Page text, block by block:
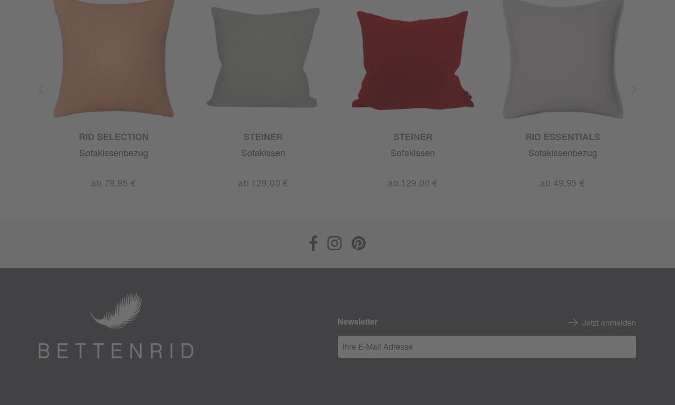
RID SELECTION
Sofakissenbezug
ab 79,95 €
STEINER
Sofakissen
ab 129,00 €
STEINER
Sofakissen
ab 129,00 €
RID ESSENTIALS
Sofakissenbezug
ab 49,95 €
Newsletter Jetzt anmelden
Ihre E-Mail Adresse